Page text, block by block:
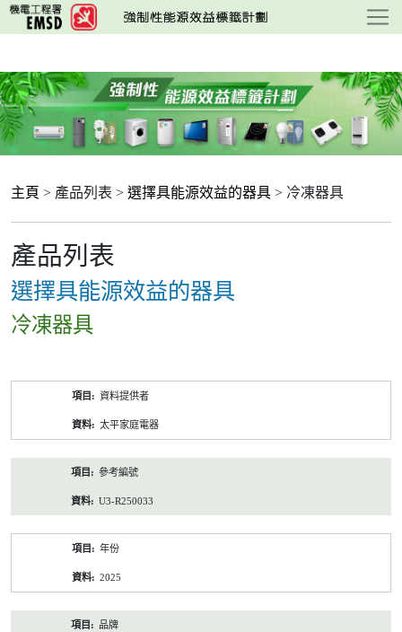
跳
至
要
內
容
主頁 > 產品列表 > 選擇具能源效益的器具 > 冷凍器具
產品列表
選擇具能源效益的器具
冷凍器具
資料提供者
太平家庭電器
參考編號
U3-R250033
年份
2025
品牌